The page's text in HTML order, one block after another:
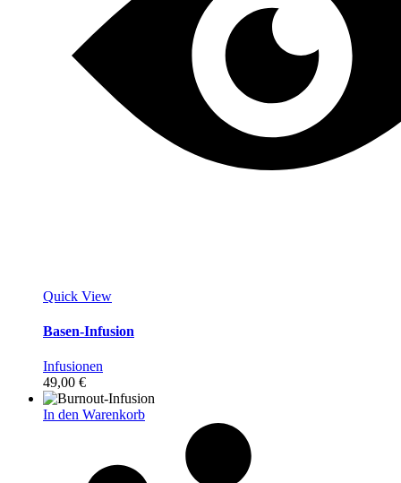
Quick View
Basen-Infusion
Infusionen
49,00 €
In den Warenkorb